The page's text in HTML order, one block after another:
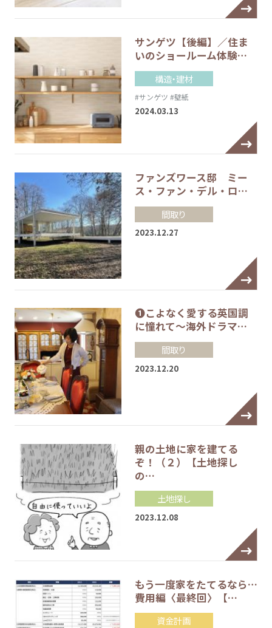
サンゲツ【後編】／住ま
いのショールーム体験…
構造・建材
#サンゲツ #壁紙
2024.03.13
ファンズワース邸 ミー
ス・ファン・デル・ロ…
間取り
2023.12.27
❶こよなく愛する英国調
に憧れて～海外ドラマ…
間取り
2023.12.20
親の土地に家を建てる
ぞ！（２）【土地探し
の…
土地探し
2023.12.08
もう一度家をたてるなら…
費用編〈最終回〉【…
資金計画